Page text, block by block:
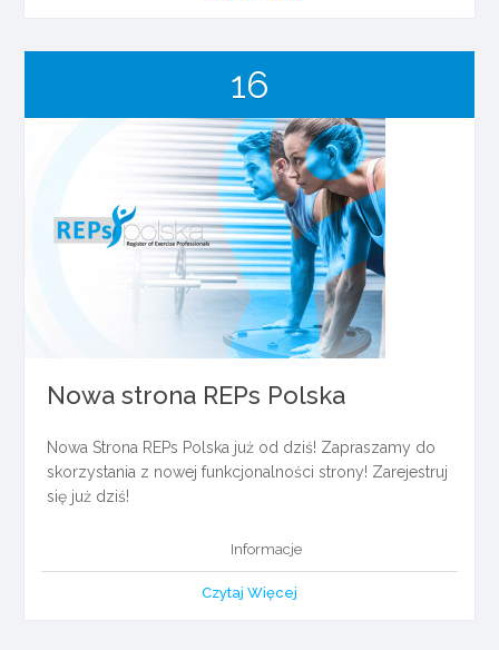
16
październik
2017
Nowa strona REPs Polska
Nowa Strona REPs Polska już od dziś! Zapraszamy do
skorzystania z nowej funkcjonalności strony! Zarejestruj
się już dziś!
Informacje
Czytaj Więcej